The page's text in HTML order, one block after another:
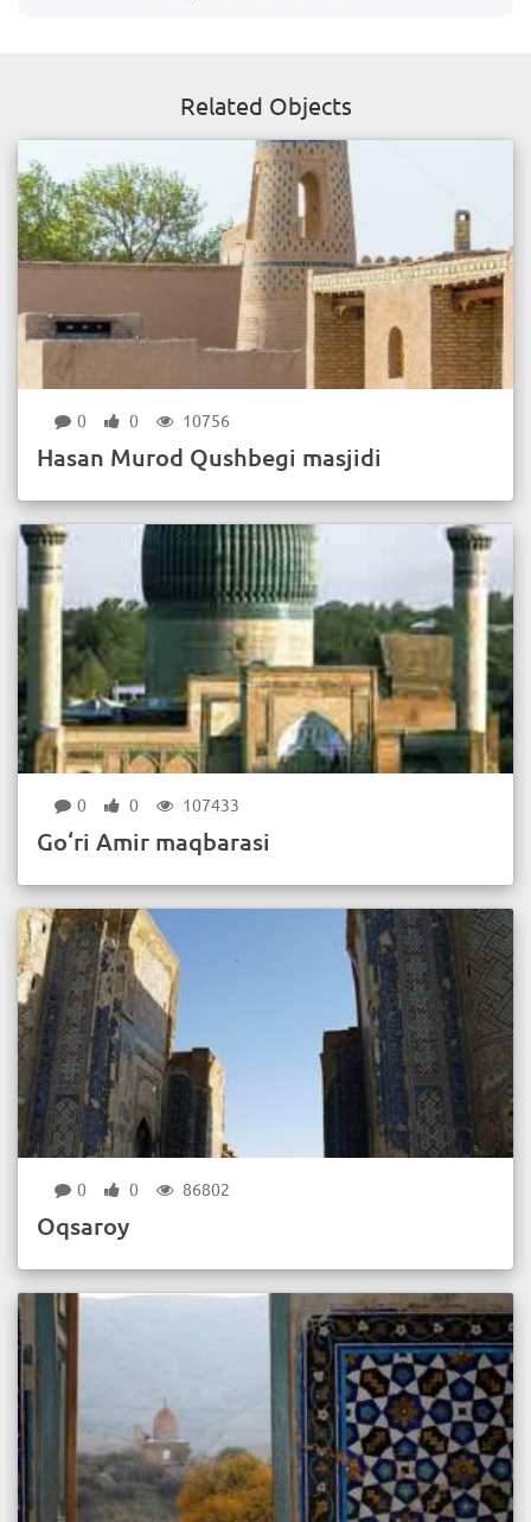
Related Objects
0 0 10756
Hasan Murod Qushbegi masjidi
0 0 107433
Go‘ri Amir maqbarasi
0 0 86802
Oqsaroy